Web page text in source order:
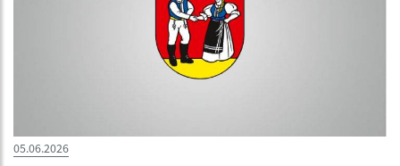
05.06.2026